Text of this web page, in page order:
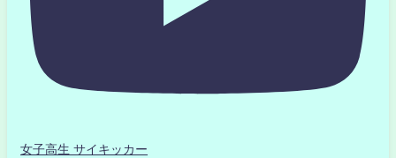
女子高生 サイキッカー